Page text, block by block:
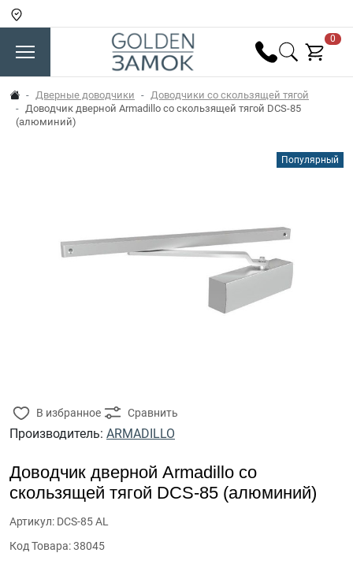
0
Дверные доводчики
Доводчики со скользящей тягой
Доводчик дверной Armadillo со скользящей тягой DCS-85
(алюминий)
Популярный
В избранное Сравнить
Производитель: ARMADILLO
Доводчик дверной Armadillo со
скользящей тягой DCS-85 (алюминий)
Артикул: DCS-85 AL
Код Товара: 38045